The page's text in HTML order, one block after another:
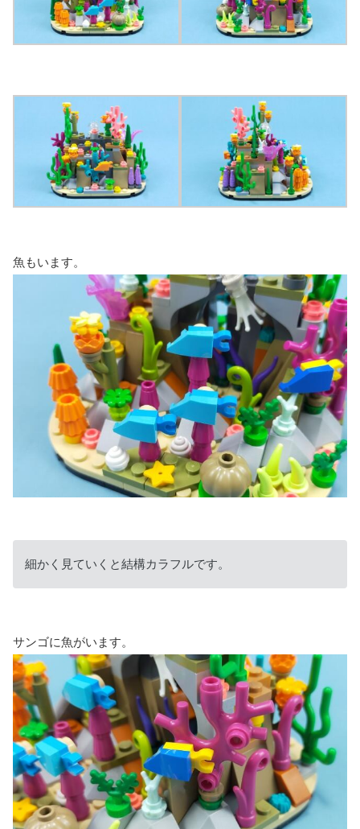
魚もいます。
細かく見ていくと結構カラフルです。
サンゴに魚がいます。